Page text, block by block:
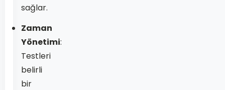
sağlar.
Zaman
Yönetimi:
Testleri
belirli
bir